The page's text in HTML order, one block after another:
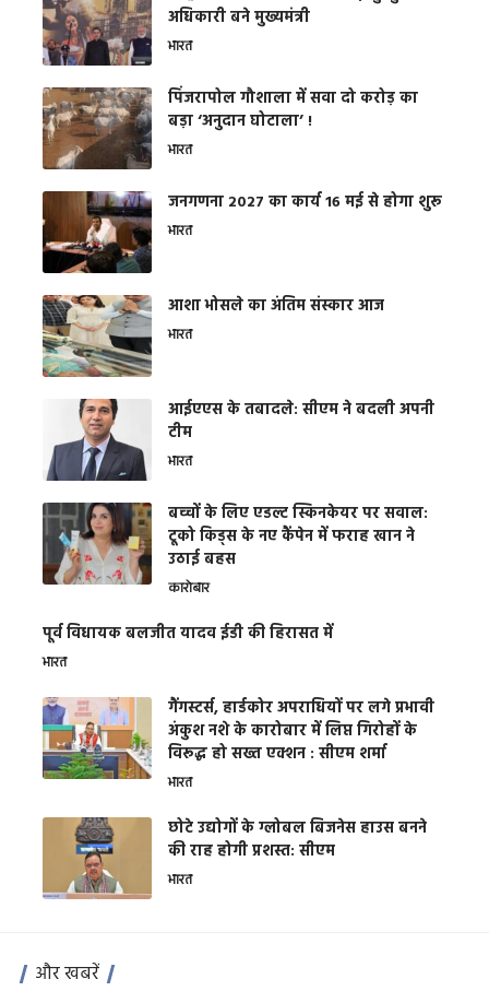
अधिकारी बने मुख्यमंत्री
भारत
​पिंजरापोल गौशाला में सवा दो करोड़ का
बड़ा ‘अनुदान घोटाला’ !
भारत
जनगणना 2027 का कार्य 16 मई से होगा शुरू
भारत
आशा भोसले का अंतिम संस्कार आज
भारत
आईएएस के तबादले: सीएम ने बदली अपनी
टीम
भारत
बच्चों के लिए एडल्ट स्किनकेयर पर सवाल:
टूको किड्स के नए कैंपेन में फराह खान ने
उठाई बहस
कारोबार
पूर्व विधायक बलजीत यादव ईडी की हिरासत में
भारत
गैंगस्टर्स, हार्डकोर अपराधियों पर लगे प्रभावी
अंकुश नशे के कारोबार में लिप्त गिरोहों के
विरूद्ध हो सख्त एक्शन : सीएम शर्मा
भारत
छोटे उद्योगों के ग्लोबल बिजनेस हाउस बनने
की राह होगी प्रशस्त: सीएम
भारत
और खबरें